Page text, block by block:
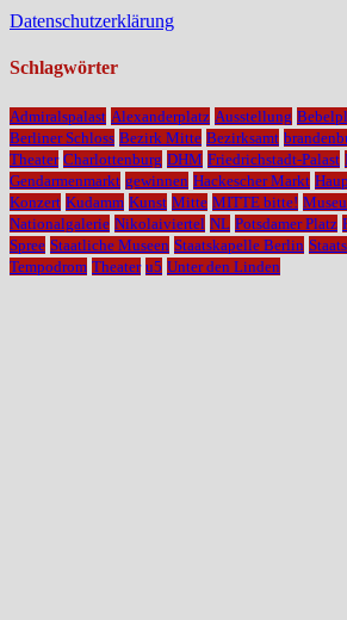
Datenschutzerklärung
Schlagwörter
Admiralspalast Alexanderplatz Ausstellung
Berliner Schloss Bezirk Mitte Bezirksamt
Theater Charlottenburg DHM Friedrichstadt-Palast
Gendarmenmarkt gewinnen Hackescher Markt
Konzert Kudamm Kunst Mitte MITTE bitte!
Nationalgalerie Nikolaiviertel NL Potsdamer Platz
Spree Staatliche Museen Staatskapelle Berlin
Tempodrom Theater u5 Unter den Linden